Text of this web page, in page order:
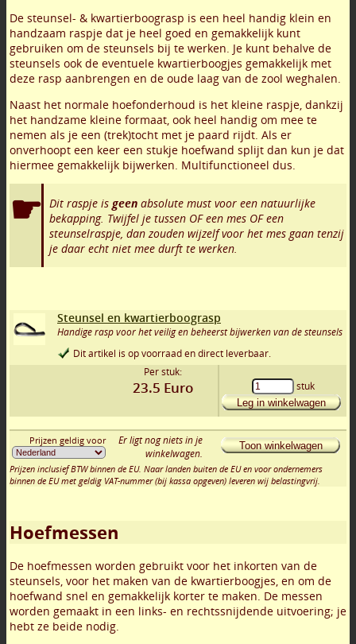
De steunsel- & kwartierboograsp is een heel handig klein en
handzaam raspje dat je heel goed en gemakkelijk kunt
gebruiken om de steunsels bij te werken. Je kunt behalve de
steunsels ook de eventuele kwartierboogjes gemakkelijk met
deze rasp aanbrengen en de oude laag van de zool weghalen.
Naast het normale hoefonderhoud is het kleine raspje, dankzij
het handzame kleine formaat, ook heel handig om mee te
nemen als je een (trek)tocht met je paard rijdt. Als er
onverhoopt een keer een stukje hoefwand splijt dan kun je dat
hiermee gemakkelijk bijwerken. Multifunctioneel dus.
Dit raspje is geen absolute must voor een natuurlijke
bekapping. Twijfel je tussen OF een mes OF een
steunselraspje, dan zouden wijzelf voor het mes gaan tenzij
je daar echt niet mee durft te werken.
Steunsel en kwartierboograsp
Handige rasp voor het veilig en beheerst bijwerken van de steunsels
Dit artikel is op voorraad en direct leverbaar.
Per stuk:
23.5 Euro stuk
Leg in winkelwagen
Prijzen geldig voor
Er ligt nog niets in je
winkelwagen.
Toon winkelwagen
Prijzen inclusief BTW binnen de EU. Naar landen buiten de EU en voor ondernemers
binnen de EU met geldig VAT-nummer (bij kassa opgeven) leveren wij belastingvrij.
Hoefmessen
De hoefmessen worden gebruikt voor het inkorten van de
steunsels, voor het maken van de kwartierboogjes, en om de
hoefwand snel en gemakkelijk korter te maken. De messen
worden gemaakt in een links- en rechtssnijdende uitvoering; je
hebt ze beide nodig.